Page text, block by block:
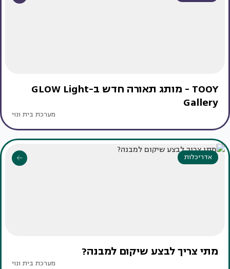
TOOY - מותג תאורה חדש ב-GLOW Light
Gallery
מערכת בית ונוי
אדריכלות
מתי צריך לבצע שיקום למבנה?
מערכת בית ונוי